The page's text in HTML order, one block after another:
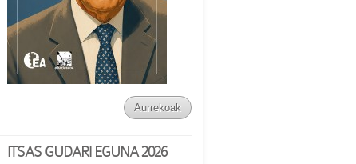
Aurrekoak
ITSAS GUDARI EGUNA 2026